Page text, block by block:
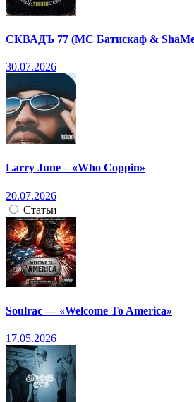
СКВАДЪ 77 (МС Батискаф &
30.07.2026
Larry June – «Who Coppin»
20.07.2026
Статьи
Soulrac — «Welcome To America»
17.05.2026